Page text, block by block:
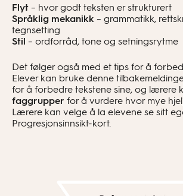
Flyt – hvor godt teksten er strukturert
Språklig mekanikk – grammatikk,
tegnsetting
Stil – ordforråd, tone og setningsrytme
Det følger også med et tips for å
Elever kan bruke denne
for å forbedre tekstene sine, og lærere
faggrupper for å vurdere hvor mye
Lærere kan velge å la elevene se sitt
Progresjonsinnsikt-kort.